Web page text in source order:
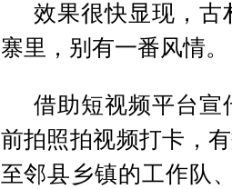
效果很快显现，古
寨里，别有一番风情。
借助短视频平台宣
前拍照拍视频打卡，
至邻县乡镇的工作队